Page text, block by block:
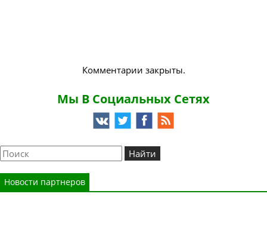
Комментарии закрыты.
Мы В Социальных Сетях
Новости партнеров